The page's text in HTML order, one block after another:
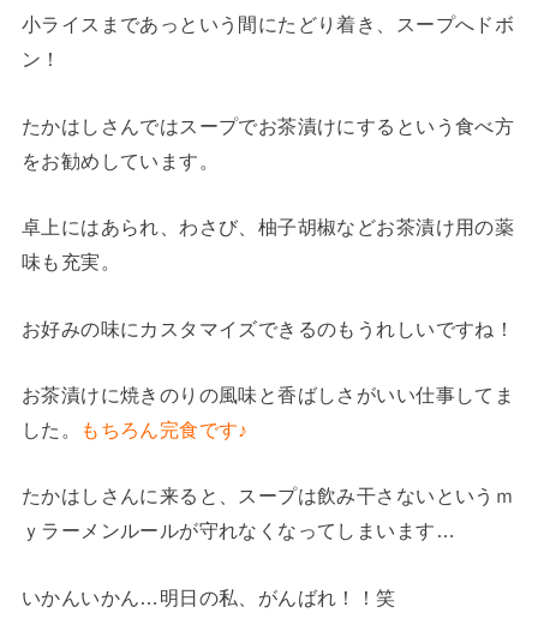
小ライスまであっという間にたどり着き、スープへドボ
ン！
たかはしさんではスープでお茶漬けにするという食べ方
をお勧めしています。
卓上にはあられ、わさび、柚子胡椒などお茶漬け用の薬
味も充実。
お好みの味にカスタマイズできるのもうれしいですね！
お茶漬けに焼きのりの風味と香ばしさがいい仕事してま
した。
もちろん完食です♪
たかはしさんに来ると、スープは飲み干さないというｍ
ｙラーメンルールが守れなくなってしまいます…
いかんいかん…明日の私、がんばれ！！笑